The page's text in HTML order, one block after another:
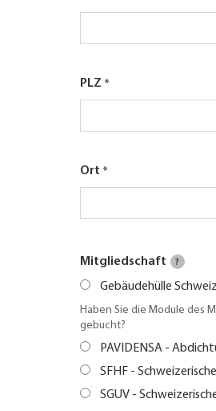
PLZ
Ort
Mitgliedschaft ?
Gebäudehülle Schweiz
Haben Sie die Module des
gebucht?
PAVIDENSA -
SFHF -
SGUV -